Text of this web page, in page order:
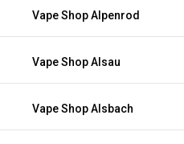
Vape Shop Alpenrod
Vape Shop Alsau
Vape Shop Alsbach